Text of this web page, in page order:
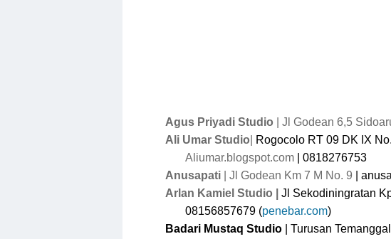
Agus Priyadi Studio | Jl Godean 6,5
Ali Umar Studio
Rogocolo RT 09 DK IX
Aliumar.blogspot.com
| 0818276753
Anusapati | Jl Godean Km 7 M No. 9 |
Arlan Kamiel Studio
Jl Sekodiningratan
08156857679 (penebar.com)
Badari Mustaq Studio | Turusan